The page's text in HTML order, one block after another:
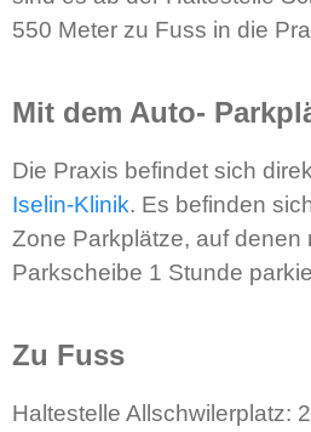
550 Meter zu Fuss in die
Mit dem Auto-
Die Praxis befindet sich
Iselin-Klinik. Es befinden
Zone Parkplätze, auf denen
Parkscheibe 1 Stunde
Zu Fuss
Haltestelle Allschwilerplatz: